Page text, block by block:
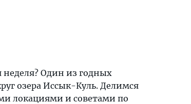
неделя? Один из годных
озера Иссык-Куль. Делимся
локациями и советами по